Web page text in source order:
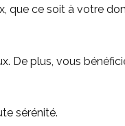
que ce soit à votre
De plus, vous
sérénité.